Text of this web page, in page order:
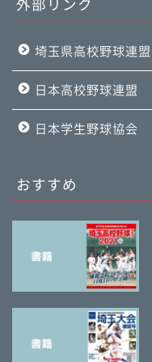
外部リンク
埼玉県高校野球連盟
日本高校野球連盟
日本学生野球協会
おすすめ